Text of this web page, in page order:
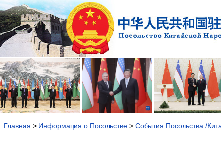
Главная > Информация о Посольстве > События Посольства /